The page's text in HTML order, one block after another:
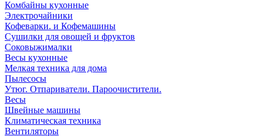
Комбайны кухонные
Электрочайники
Кофеварки. и Кофемашины
Сушилки для овощей и фруктов
Соковыжималки
Весы кухонные
Мелкая техника для дома
Пылесосы
Утюг. Отпариватели. Пароочистители.
Весы
Швейные машины
Климатическая техника
Вентиляторы